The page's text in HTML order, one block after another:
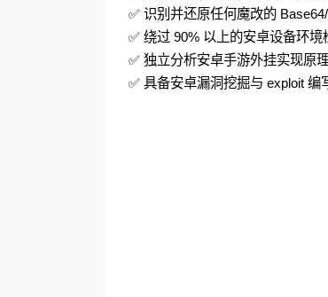
✅ 识别并还原任何魔改的
✅ 绕过 90% 以上的安卓设备环境
✅ 独立分析安卓手游外挂实现原
✅ 具备安卓漏洞挖掘与 exploit 编